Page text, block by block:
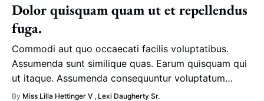
Dolor quisquam quam ut et repellendus
fuga.
Commodi aut quo occaecati facilis voluptatibus.
Assumenda sunt similique quas. Earum quisquam qui
ut itaque. Assumenda consequuntur voluptatum
praesentium sed sequi beatae neque aliquam.
By Miss Lilla Hettinger V , Lexi Daugherty Sr.